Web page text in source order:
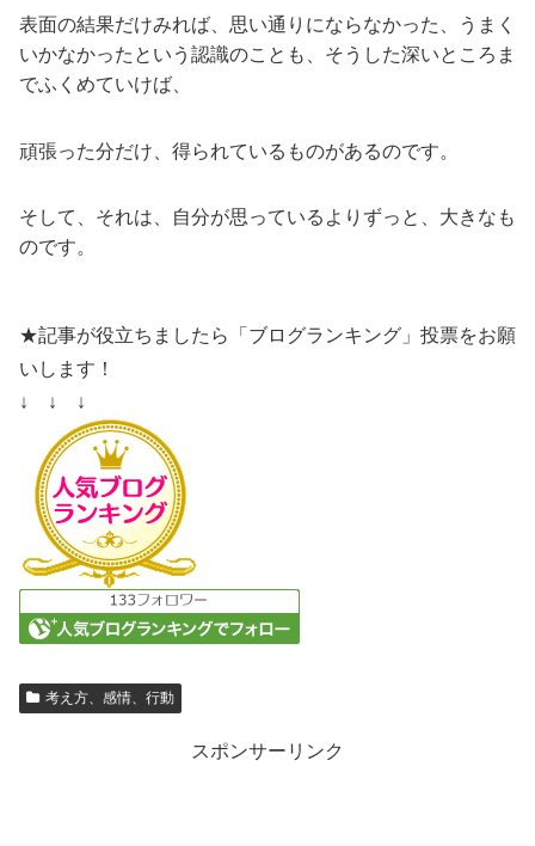
表面の結果だけみれば、思い通りにならなかった、うまく
いかなかったという認識のことも、そうした深いところま
でふくめていけば、
頑張った分だけ、得られているものがあるのです。
そして、それは、自分が思っているよりずっと、大きなも
のです。
★記事が役立ちましたら「ブログランキング」投票をお願
いします！
↓ ↓ ↓
考え方、感情、行動
スポンサーリンク